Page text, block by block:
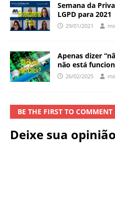
Semana da
LGPD para 2021
29/01/2021
Apenas dizer
não está
26/02/2025
BE THE FIRST TO COMMENT
Deixe sua